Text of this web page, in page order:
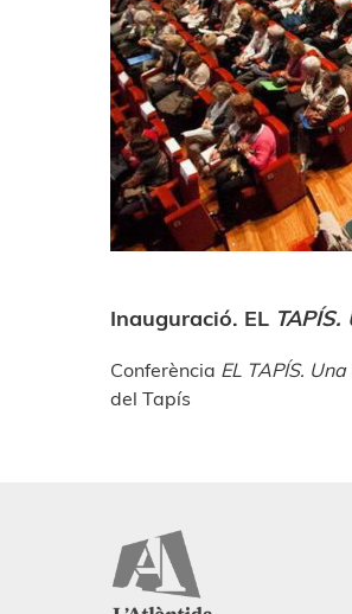
Inauguració. ELTAPÍS.
Conferència EL TAPÍS.
del Tapís